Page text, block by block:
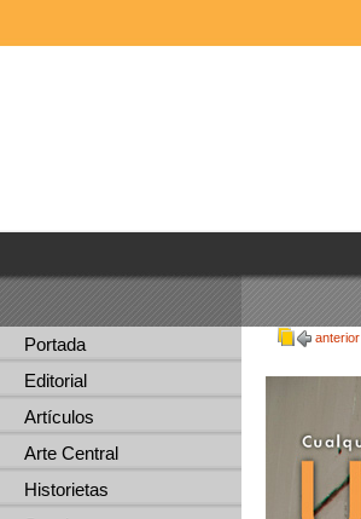
Portada
Editorial
Artículos
Arte Central
Historietas
anterior